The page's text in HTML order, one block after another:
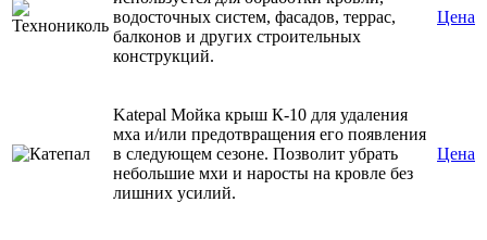
водосточных систем, фасадов, террас,
балконов и других строительных
конструкций.
Цена
Katepal Мойка крыш К-10 для удаления
мха и/или предотвращения его появления
в следующем сезоне. Позволит убрать
небольшие мхи и наросты на кровле без
лишних усилий.
Цена